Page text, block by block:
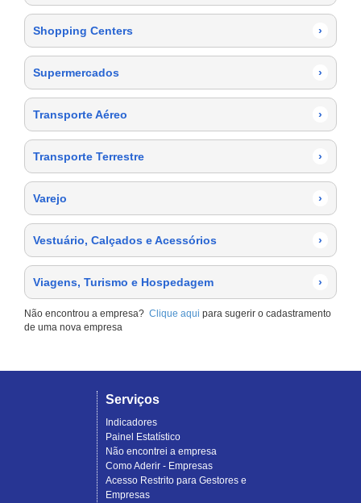
Shopping Centers ›
Supermercados ›
Transporte Aéreo ›
Transporte Terrestre ›
Varejo ›
Vestuário, Calçados e Acessórios ›
Viagens, Turismo e Hospedagem ›
Não encontrou a empresa? Clique aqui para sugerir o cadastramento
de uma nova empresa
Serviços
Indicadores
Painel Estatístico
Não encontrei a empresa
Como Aderir - Empresas
Acesso Restrito para Gestores e
Empresas